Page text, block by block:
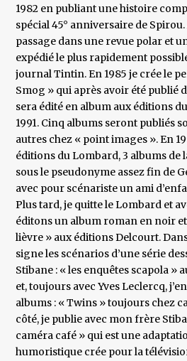
1982 en publiant une histoire
spécial 45° anniversaire de
passage dans une revue polar et
expédié le plus rapidement
journal Tintin. En 1985 je crée le
Smog » qui après avoir été publié
sera édité en album aux éditions
1991. Cinq albums seront publiés
autres chez « point images ». En
éditions du Lombard, 3 albums de
sous le pseudonyme assez fin de
avec pour scénariste un ami
Plus tard, je quitte le Lombard et
éditons un album roman en noir
lièvre » aux éditions Delcourt.
signe les scénarios d’une série
Stibane : « les enquêtes scapola »
et, toujours avec Yves Leclercq,
albums : « Twins » toujours chez
côté, je publie avec mon frère
caméra café » qui est une
humoristique crée pour la